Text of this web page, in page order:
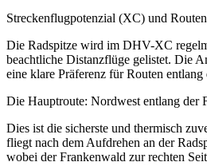
Streckenflugpotenzial (XC) und
Die Radspitze wird im DHV-XC
beachtliche Distanzflüge gelistet. Die
eine klare Präferenz für Routen entlang
Die Hauptroute: Nordwest entlang der
Dies ist die sicherste und thermisch
fliegt nach dem Aufdrehen an der
wobei der Frankenwald zur rechten